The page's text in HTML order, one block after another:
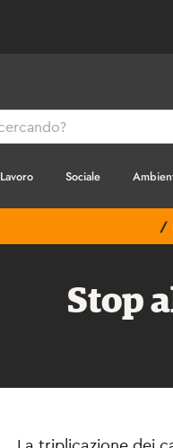
Lavoro Sociale
/
Stop